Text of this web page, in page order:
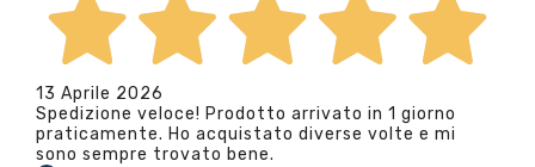
13 Aprile 2026
Spedizione veloce! Prodotto arrivato in 1 giorno
praticamente. Ho acquistato diverse volte e mi
sono sempre trovato bene.